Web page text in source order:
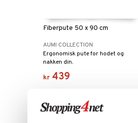
Fiberpute 50 x 90 cm
AUMI COLLECTION
Ergonomisk pute for hodet og
nakken din.
kr 439